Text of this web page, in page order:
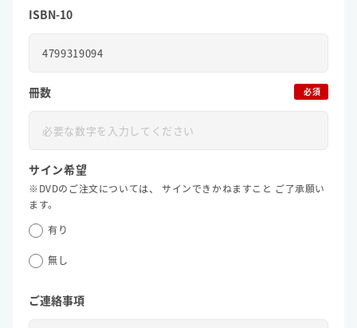
ISBN-10
冊数 必須
サイン希望
※DVDのご注文については、 サインできかねますこと ご了承願い
ます。
有り
無し
ご連絡事項